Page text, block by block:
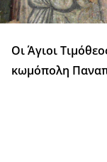
Οι Άγιοι
κωμόπολη